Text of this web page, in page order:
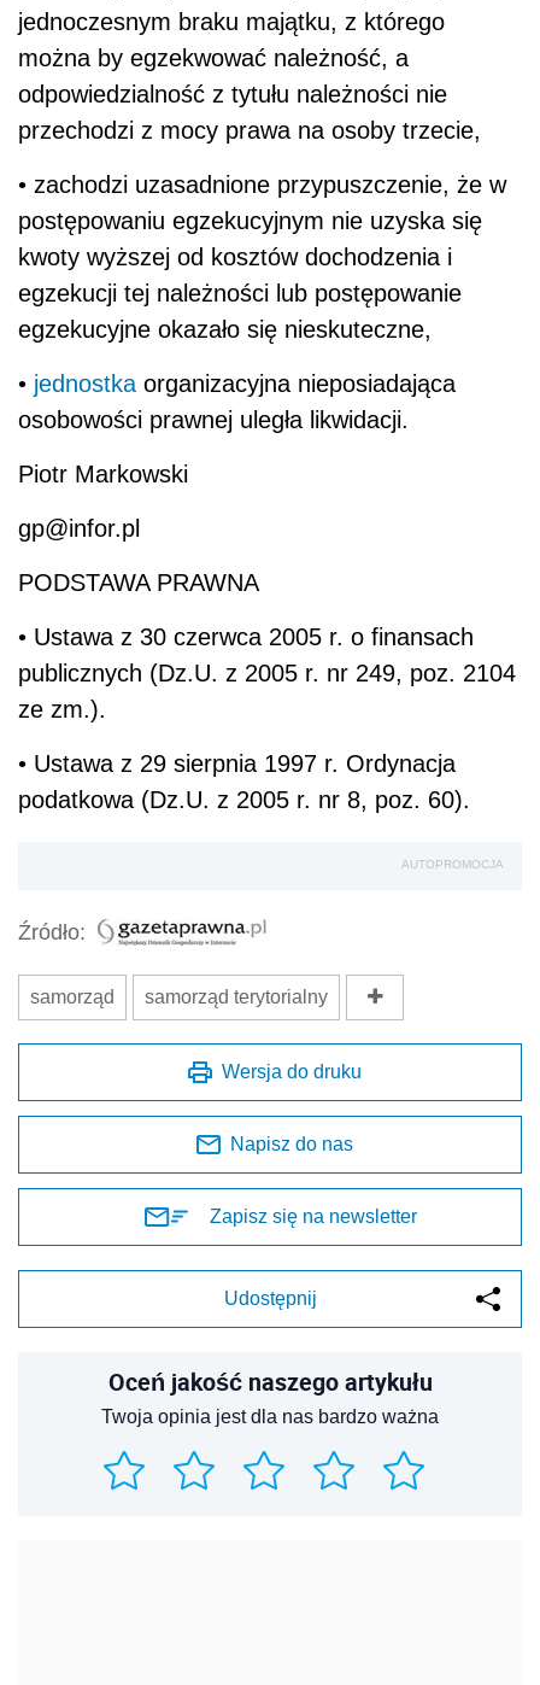
jednoczesnym braku majątku, z którego
można by egzekwować należność, a
odpowiedzialność z tytułu należności nie
przechodzi z mocy prawa na osoby trzecie,
• zachodzi uzasadnione przypuszczenie, że w
postępowaniu egzekucyjnym nie uzyska się
kwoty wyższej od kosztów dochodzenia i
egzekucji tej należności lub postępowanie
egzekucyjne okazało się nieskuteczne,
• jednostka organizacyjna nieposiadająca
osobowości prawnej uległa likwidacji.
Piotr Markowski
gp@infor.pl
PODSTAWA PRAWNA
• Ustawa z 30 czerwca 2005 r. o finansach
publicznych (Dz.U. z 2005 r. nr 249, poz. 2104
ze zm.).
• Ustawa z 29 sierpnia 1997 r. Ordynacja
podatkowa (Dz.U. z 2005 r. nr 8, poz. 60).
AUTOPROMOCJA
Źródło:
samorząd samorząd terytorialny
Wersja do druku
Napisz do nas
Zapisz się na newsletter
Udostępnij
Oceń jakość naszego artykułu
Twoja opinia jest dla nas bardzo ważna